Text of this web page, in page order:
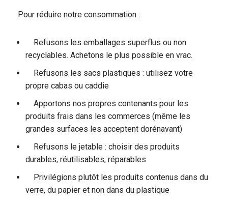
Pour réduire notre consommation :
Refusons les emballages superflus ou non
recyclables. Achetons le plus possible en vrac.
Refusons les sacs plastiques : utilisez votre
propre cabas ou caddie
Apportons nos propres contenants pour les
produits frais dans les commerces (même les
grandes surfaces les acceptent dorénavant)
Refusons le jetable : choisir des produits
durables, réutilisables, réparables
Privilégions plutôt les produits contenus dans du
verre, du papier et non dans du plastique